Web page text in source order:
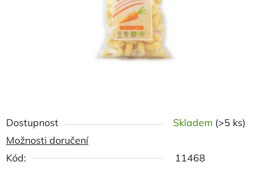
Dostupnost Skladem (>5 ks)
Možnosti doručení
Kód:
11468